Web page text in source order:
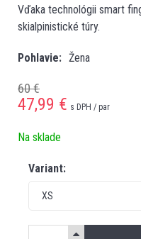
Vďaka technológii smart
skialpinistické túry.
Pohlavie Žena
60 €
47,99 € s DPH / par
Na sklade
Variant:
XS